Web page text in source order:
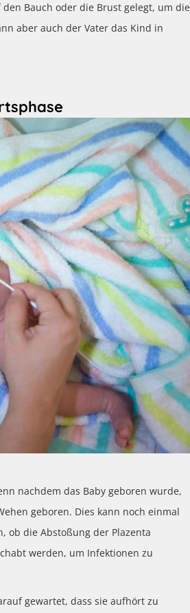
Bauch oder die Brust gelegt, um die
aber auch der Vater das Kind in
nachdem das Baby geboren wurde,
geboren. Dies kann noch einmal
ob die Abstoßung der Plazenta
werden, um Infektionen zu
gewartet, dass sie aufhört zu